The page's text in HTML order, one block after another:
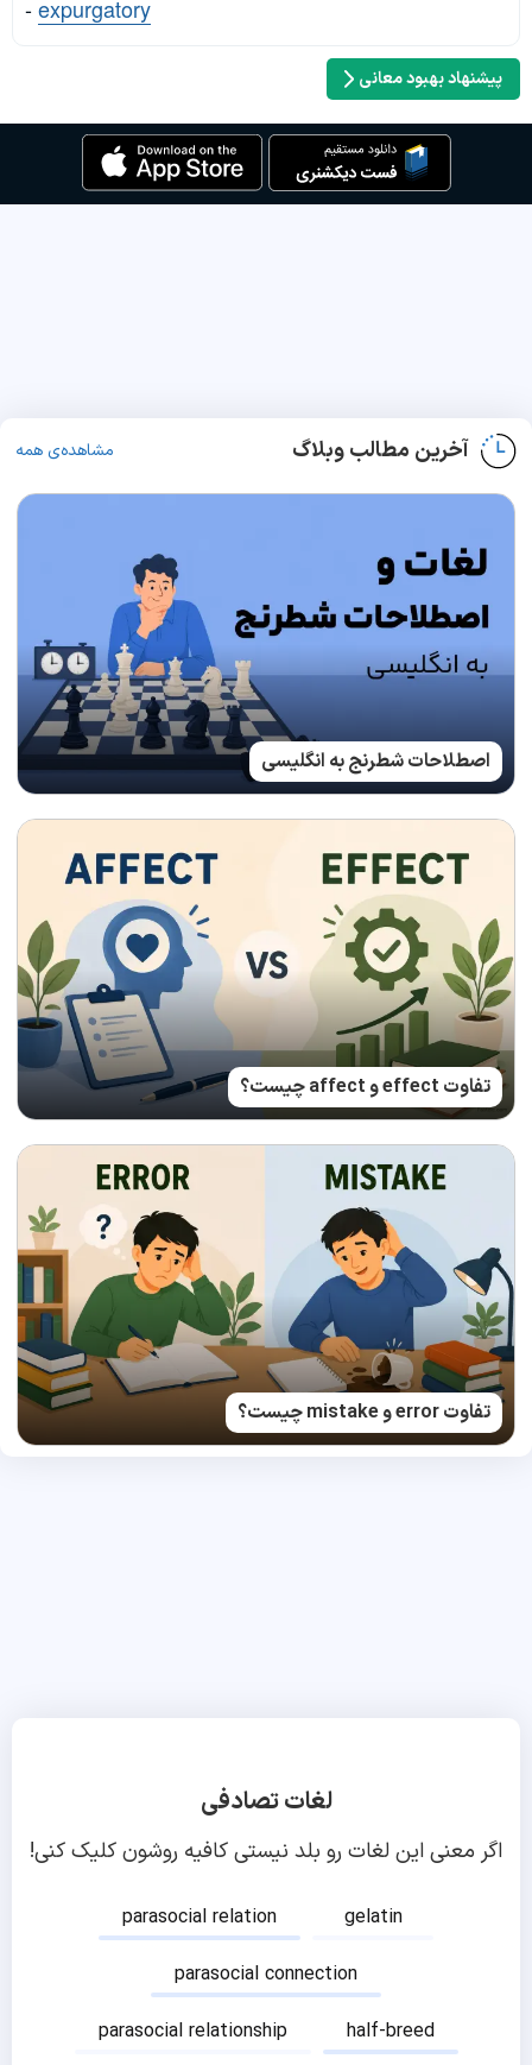
-expurgatory
پیشنهاد بهبود معانی
آخرین مطالب وبلاگ مشاهده‌ی همه
اصطلاحات شطرنج به انگلیسی
تفاوت effect و affect چیست؟
تفاوت error و mistake چیست؟
لغات تصادفی
اگر معنی این لغات رو بلد نیستی کافیه روشون کلیک کنی!
parasocial relation
gelatin
parasocial connection
parasocial relationship
half-breed